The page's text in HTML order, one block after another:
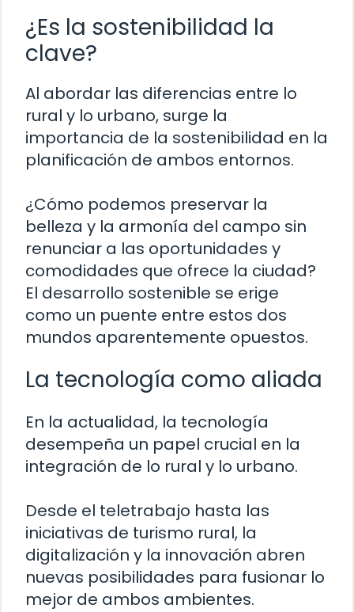
¿Es la sostenibilidad la
clave?
Al abordar las diferencias entre lo
rural y lo urbano, surge la
importancia de la sostenibilidad en la
planificación de ambos entornos.
¿Cómo podemos preservar la
belleza y la armonía del campo sin
renunciar a las oportunidades y
comodidades que ofrece la ciudad?
El desarrollo sostenible se erige
como un puente entre estos dos
mundos aparentemente opuestos.
La tecnología como aliada
En la actualidad, la tecnología
desempeña un papel crucial en la
integración de lo rural y lo urbano.
Desde el teletrabajo hasta las
iniciativas de turismo rural, la
digitalización y la innovación abren
nuevas posibilidades para fusionar lo
mejor de ambos ambientes.